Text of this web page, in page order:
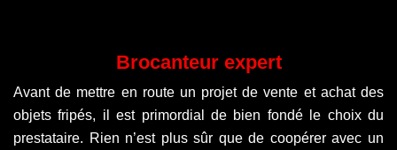
Brocanteur expert
Avant de mettre en route un projet de vente et achat des
objets fripés, il est primordial de bien fondé le choix du
prestataire. Rien n’est plus sûr que de coopérer avec un